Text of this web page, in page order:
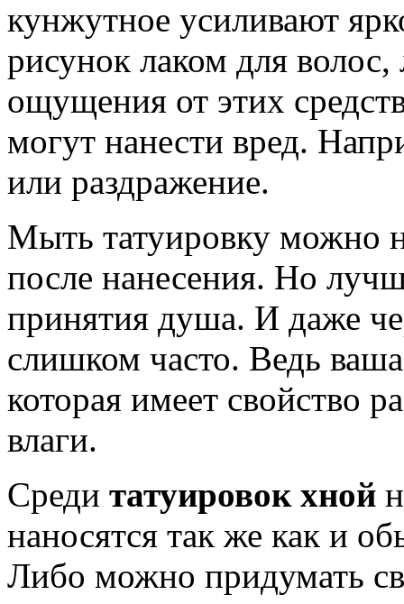
кунжутное усиливают
рисунок лаком для
ощущения от этих
могут нанести вред.
или раздражение.
Мыть татуировку можно
после нанесения. Но
принятия душа. И даже
слишком часто. Ведь
которая имеет свойство
влаги.
Среди татуировок хной
наносятся так же как и
Либо можно придумать